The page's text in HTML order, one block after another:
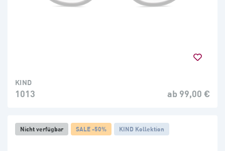
KIND
1013 ab 99,00 €
Nicht verfügbar SALE -50% KIND Kollektion